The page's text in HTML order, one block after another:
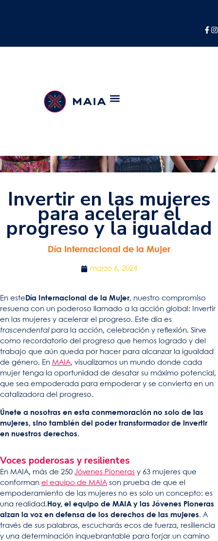
Invertir en las mujeres
para acelerar el
progreso y la igualdad
Día Internacional de la Mujer
marzo 6, 2024
En este Día Internacional de la Mujer, nuestro compromiso
resuena con un poderoso llamado a la acción global: Invertir
en las mujeres y acelerar el progreso. Este día es
trascendental para la acción, celebración y reflexión. Sirve
como recordatorio del progreso que hemos logrado y del
trabajo que aún queda por hacer para alcanzar la igualdad
de género. En MAIA, visualizamos un mundo donde cada
mujer tenga la oportunidad de desatar su máximo potencial,
que sea empoderada para empoderar y se convierta en un
catalizadora del progreso.
Únete a nosotras en esta conmemoración no solo de las
mujeres, sino también del poder transformador de invertir
en nuestros derechos.
Voces poderosas y resilientes
En MAIA, más de 250 Jóvenes Pioneras y 63 mujeres que
conforman el equipo de MAIAson prueba de que el
empoderamiento de las mujeres no es solo un concepto: es
una realidad. Hoy, el equipo de MAIA y las Jóvenes Pioneras
alzan la voz en defensa de los derechos de las mujeres. A
través de sus palabras, escucharás ecos de fuerza, resiliencia
y una determinación inquebrantable para forjar un camino